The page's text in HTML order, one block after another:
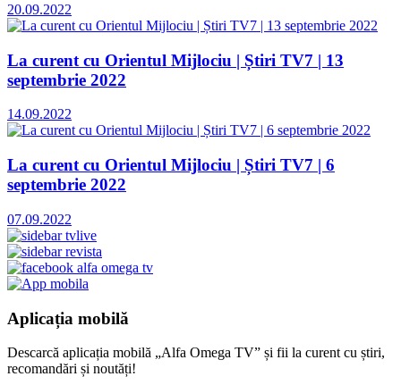
20.09.2022
La curent cu Orientul Mijlociu | Știri TV7 | 13
septembrie 2022
14.09.2022
La curent cu Orientul Mijlociu | Știri TV7 | 6
septembrie 2022
07.09.2022
Aplicația mobilă
Descarcă aplicația mobilă „Alfa Omega TV” și fii la curent cu știri,
recomandări și noutăți!